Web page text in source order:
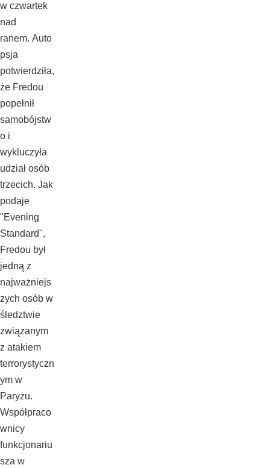
w czwartek
nad
ranem. Auto
psja
potwierdziła,
że Fredou
popełnił
samobójstw
o i
wykluczyła
udział osób
trzecich. Jak
podaje
"Evening
Standard",
Fredou był
jedną z
najważniejs
zych osób w
śledztwie
związanym
z atakiem
terrorystyczn
ym w
Paryżu.
Współpraco
wnicy
funkcjonariu
sza w